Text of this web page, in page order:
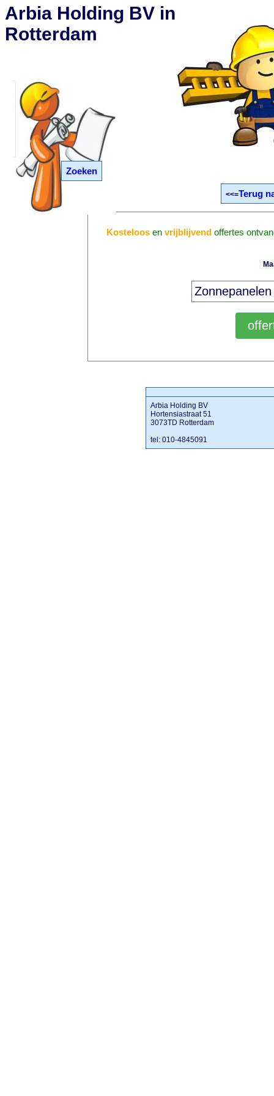
Zoeken
Arbia Holding BV in
Rotterdam
<<=Terug
Kosteloosen vrijblijvendoffertes
Arbia Holding BV
Hortensiastraat 51
3073TD Rotterdam
tel: 010-4845091